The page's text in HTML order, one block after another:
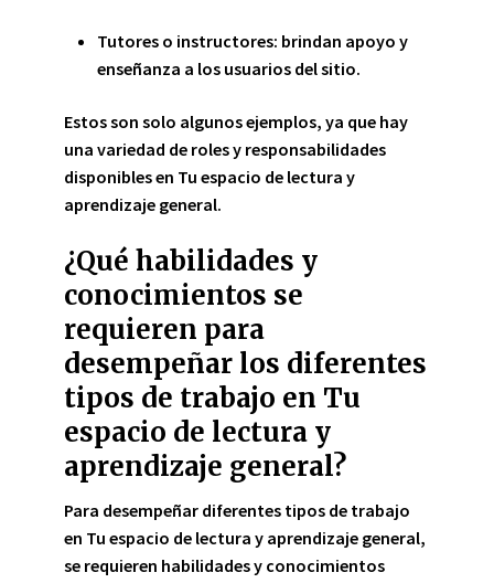
Tutores o instructores: brindan apoyo y
enseñanza a los usuarios del sitio.
Estos son solo algunos ejemplos, ya que hay
una variedad de roles y responsabilidades
disponibles en Tu espacio de lectura y
aprendizaje general.
¿Qué habilidades y
conocimientos se
requieren para
desempeñar los diferentes
tipos de trabajo en Tu
espacio de lectura y
aprendizaje general?
Para desempeñar diferentes tipos de trabajo
en Tu espacio de lectura y aprendizaje general,
se requieren habilidades y conocimientos